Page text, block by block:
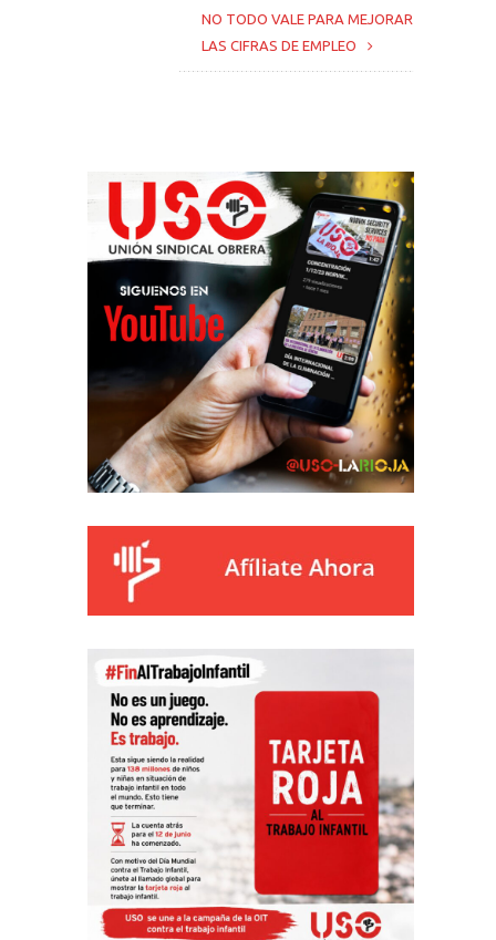
NO TODO VALE PARA MEJORAR
LAS CIFRAS DE EMPLEO